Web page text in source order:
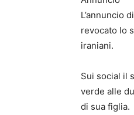
L’annuncio
revocato lo
iraniani.
Sui social il
verde alle
di sua figlia.